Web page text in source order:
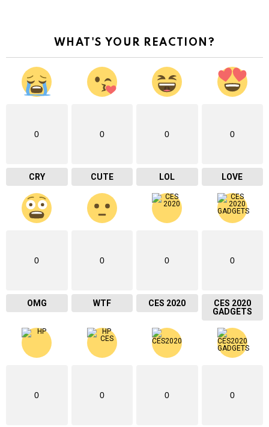
WHAT'S YOUR REACTION?
0
CRY
0
CUTE
0
LOL
0
LOVE
0
OMG
0
WTF
0
CES 2020
0
CES 2020
GADGETS
0 0 0 0